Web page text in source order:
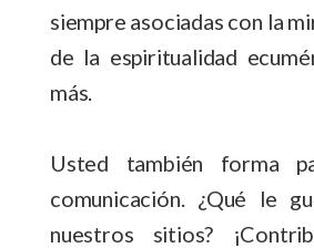
siempre asociadas con la
de la espiritualidad
más.
Usted también forma
comunicación. ¿Qué le
nuestros sitios?
¡